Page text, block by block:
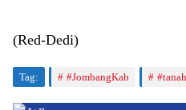
(Red-Dedi)
Tag: #JombangKab